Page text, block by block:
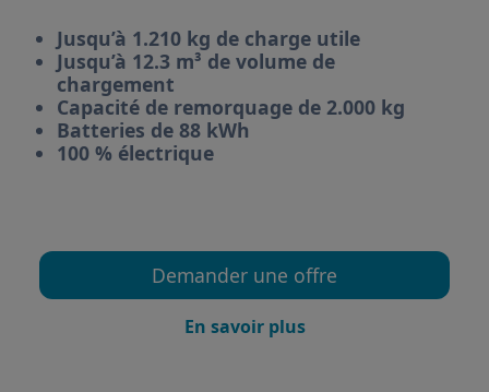
Jusqu’à 1.210 kg de charge utile
Jusqu’à 12.3 m³ de volume de
chargement
Capacité de remorquage de 2.000 kg
Batteries de 88 kWh
100 % électrique
Demander une offre
En savoir plus